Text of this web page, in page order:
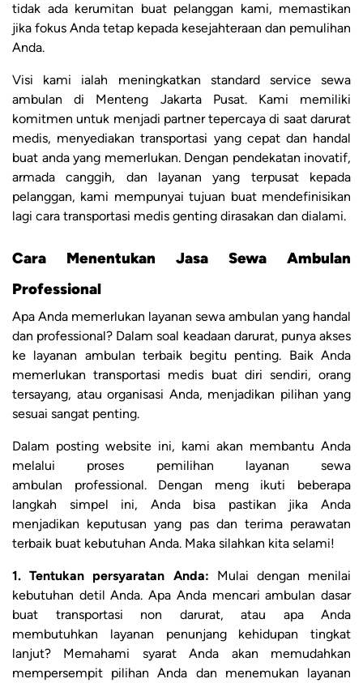
tidak ada kerumitan buat pelanggan kami, memastikan
jika fokus Anda tetap kepada kesejahteraan dan pemulihan
Anda.
Visi kami ialah meningkatkan standard service sewa
ambulan di Menteng Jakarta Pusat. Kami memiliki
komitmen untuk menjadi partner tepercaya di saat darurat
medis, menyediakan transportasi yang cepat dan handal
buat anda yang memerlukan. Dengan pendekatan inovatif,
armada canggih, dan layanan yang terpusat kepada
pelanggan, kami mempunyai tujuan buat mendefinisikan
lagi cara transportasi medis genting dirasakan dan dialami.
Cara Menentukan Jasa Sewa Ambulan
Professional
Apa Anda memerlukan layanan sewa ambulan yang handal
dan professional? Dalam soal keadaan darurat, punya akses
ke layanan ambulan terbaik begitu penting. Baik Anda
memerlukan transportasi medis buat diri sendiri, orang
tersayang, atau organisasi Anda, menjadikan pilihan yang
sesuai sangat penting.
Dalam posting website ini, kami akan membantu Anda
melalui proses pemilihan layanan sewa
ambulan professional. Dengan meng ikuti beberapa
langkah simpel ini, Anda bisa pastikan jika Anda
menjadikan keputusan yang pas dan terima perawatan
terbaik buat kebutuhan Anda. Maka silahkan kita selami!
1. Tentukan persyaratan Anda: Mulai dengan menilai
kebutuhan detil Anda. Apa Anda mencari ambulan dasar
buat transportasi non darurat, atau apa Anda
membutuhkan layanan penunjang kehidupan tingkat
lanjut? Memahami syarat Anda akan memudahkan
mempersempit pilihan Anda dan menemukan layanan